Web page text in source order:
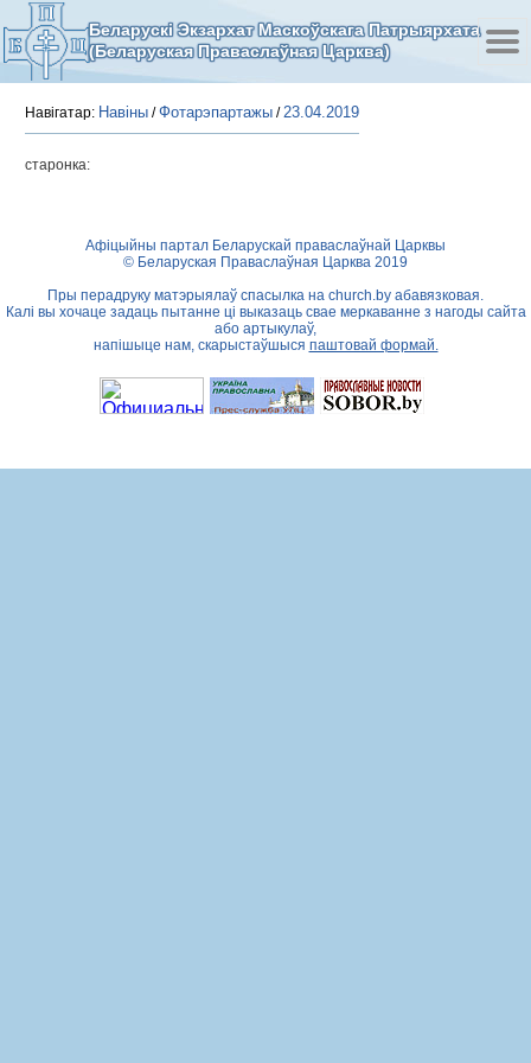
Беларускі Экзархат Маскоўскага Патрыярхата
(Беларуская Праваслаўная Царква)
Навігатар: Навіны /Фотарэпартажы /23.04.2019
старонка:
Афіцыйны партал Беларускай праваслаўнай Царквы
© Беларуская Праваслаўная Царква 2019
Пры перадруку матэрыялаў спасылка на church.by абавязковая.
Калі вы хочаце задаць пытанне ці выказаць свае меркаванне з нагоды сайта
або артыкулаў,
напішыце нам, скарыстаўшыся паштовай формай.